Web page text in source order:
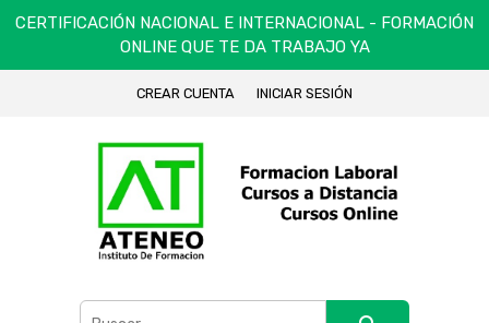
CERTIFICACIÓN NACIONAL E INTERNACIONAL - FORMACIÓN
ONLINE QUE TE DA TRABAJO YA
CREAR CUENTA INICIAR SESIÓN